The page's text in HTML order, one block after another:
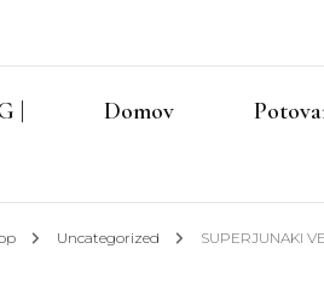
| Domov
Uncategorized SUPERJUNAKI